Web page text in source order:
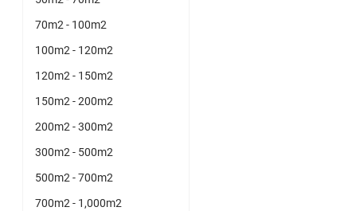
70m2 - 100m2
100m2 - 120m2
120m2 - 150m2
150m2 - 200m2
200m2 - 300m2
300m2 - 500m2
500m2 - 700m2
700m2 - 1,000m2